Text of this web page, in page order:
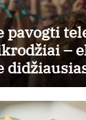
pavogti
–